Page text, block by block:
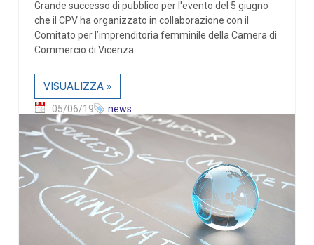
Grande successo di pubblico per l'evento del 5 giugno
che il CPV ha organizzato in collaborazione con il
Comitato per l’imprenditoria femminile della Camera di
Commercio di Vicenza
VISUALIZZA »
05/06/19 news